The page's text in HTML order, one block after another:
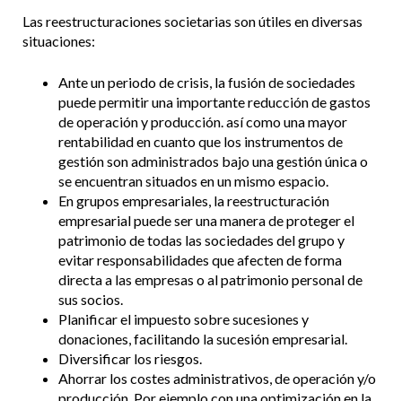
Las reestructuraciones societarias son útiles en diversas
situaciones:
Ante un periodo de crisis, la fusión de sociedades
puede permitir una importante reducción de gastos
de operación y producción. así como una mayor
rentabilidad en cuanto que los instrumentos de
gestión son administrados bajo una gestión única o
se encuentran situados en un mismo espacio.
En grupos empresariales, la reestructuración
empresarial puede ser una manera de proteger el
patrimonio de todas las sociedades del grupo y
evitar responsabilidades que afecten de forma
directa a las empresas o al patrimonio personal de
sus socios.
Planificar el impuesto sobre sucesiones y
donaciones, facilitando la sucesión empresarial.
Diversificar los riesgos.
Ahorrar los costes administrativos, de operación y/o